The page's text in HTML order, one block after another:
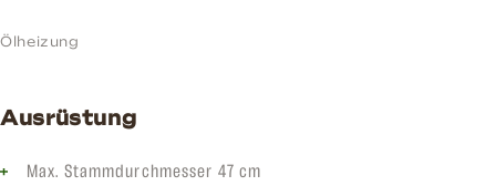
Ölheizung
Ausrüstung
Max. Stammdurchmesser 47 cm